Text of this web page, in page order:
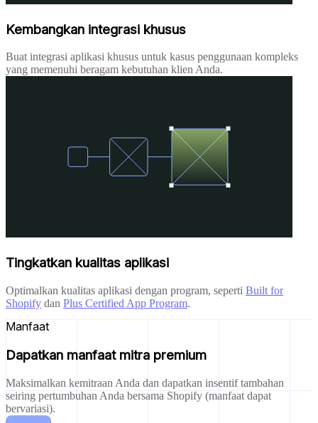
Kembangkan integrasi khusus
Buat integrasi aplikasi khusus untuk kasus penggunaan kompleks
yang memenuhi beragam kebutuhan klien Anda.
Tingkatkan kualitas aplikasi
Optimalkan kualitas aplikasi dengan program, seperti Built for
Shopify dan Plus Certified App Program.
Manfaat
Dapatkan manfaat mitra premium
Maksimalkan kemitraan Anda dan dapatkan insentif tambahan
seiring pertumbuhan Anda bersama Shopify (manfaat dapat
bervariasi).